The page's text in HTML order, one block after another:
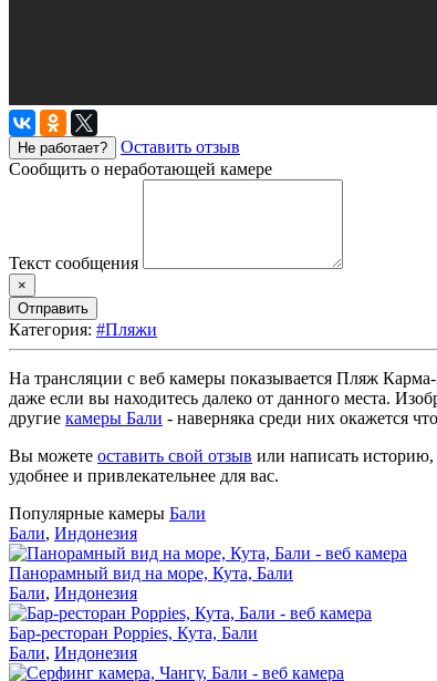
Не работает?
Оставить отзыв
Сообщить о неработающей камере
Текст сообщения
×
Отправить
Категория: #Пляжи
На трансляции с веб камеры показывается Пляж
даже если вы находитесь далеко от данного места.
другие камеры Бали - наверняка среди них окажется
Вы можете оставить свой отзыв или написать
удобнее и привлекательнее для вас.
Популярные камеры Бали
Бали, Индонезия
Панорамный вид на море, Кута, Бали
Бали, Индонезия
Бар-ресторан Poppies, Кута, Бали
Бали, Индонезия